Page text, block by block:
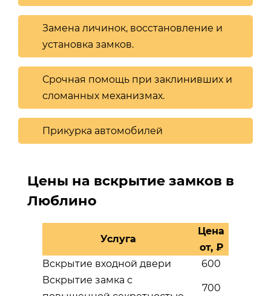
Замена личинок, восстановление и
установка замков.
Срочная помощь при заклинивших и
сломанных механизмах.
Прикурка автомобилей
Цены на вскрытие замков в
Люблино
Услуга
Цена
от, ₽
Вскрытие входной двери
600
Вскрытие замка с
700